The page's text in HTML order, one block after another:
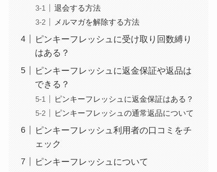
退会する方法
メルマガを解除する方法
ピンキーフレッシュに受け取り回数縛り
はある？
ピンキーフレッシュに返金保証や返品は
できる？
ピンキーフレッシュに返金保証はある？
ピンキーフレッシュの通常返品について
ピンキーフレッシュ利用者の口コミをチ
ェック
ピンキーフレッシュについて